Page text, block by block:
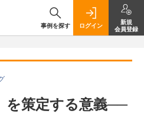
事例を探す ログイン
新規
会員登録
を策定する意義──